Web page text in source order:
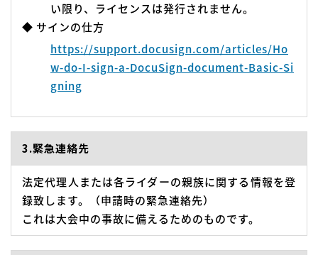
い限り、ライセンスは発行されません。
◆ サインの仕方
https://support.docusign.com/articles/Ho
w-do-I-sign-a-DocuSign-document-Basic-Si
gning
3.緊急連絡先
法定代理人または各ライダーの親族に関する情報を登
録致します。（申請時の緊急連絡先）
これは大会中の事故に備えるためのものです。